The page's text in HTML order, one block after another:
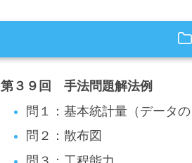
第３９回 手法問題解法例
問１：基本統計量（データの
問２：散布図